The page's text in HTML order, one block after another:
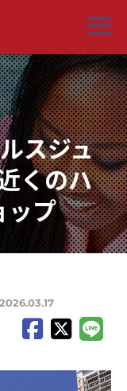
スジュ
くのハ
ップ
2026.03.17